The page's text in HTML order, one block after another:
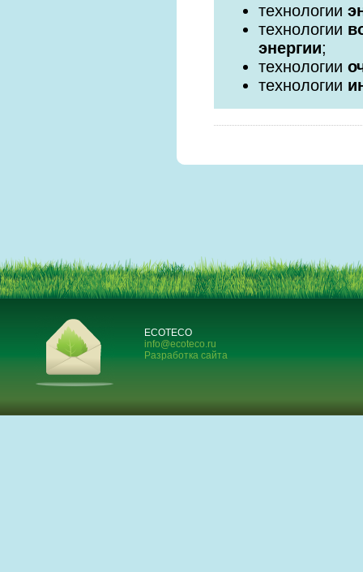
технологии
технологии
энергии;
технологии
технологии
ECOTECO
info@ecoteco.ru
Разработка сайта